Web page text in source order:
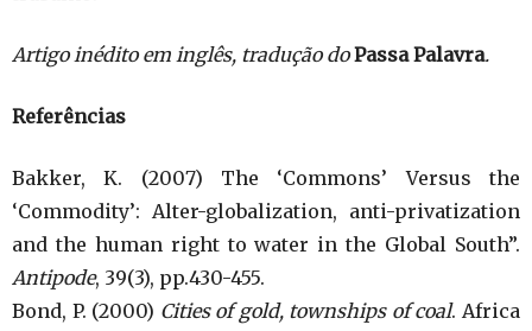
Artigo inédito em inglês, tradução doPassa Palavra.
Referências
Bakker, K. (2007) The ‘Commons’ Versus the
‘Commodity’: Alter-globalization, anti-privatization
and the human right to water in the Global South”.
Antipode, 39(3), pp.430-455.
Bond, P. (2000) Cities of gold, townships of coal. Africa